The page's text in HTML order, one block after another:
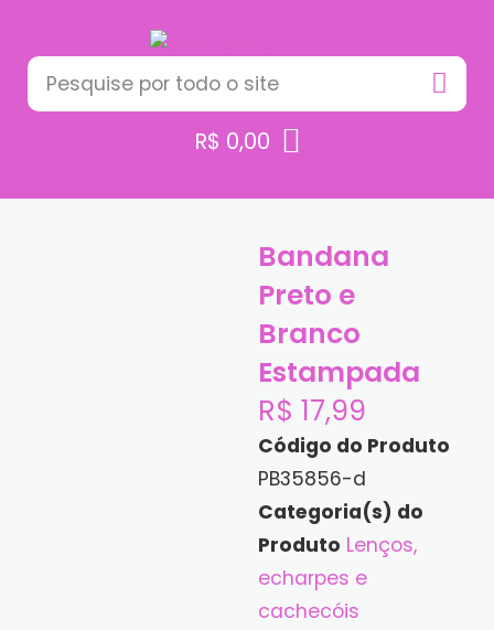
R$ 0,00
Bandana
Preto e
Branco
Estampada
R$ 17,99
Código do Produto
PB35856-d
Categoria(s) do
Produto Lenços,
echarpes e
cachecóis